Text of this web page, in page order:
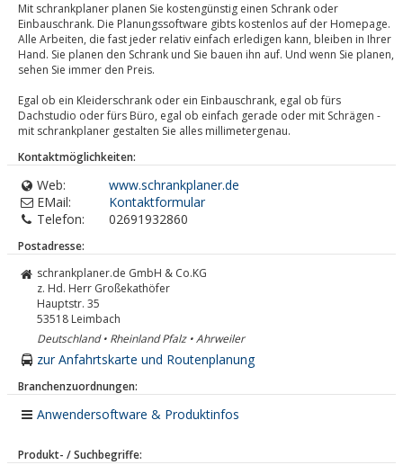
Mit schrankplaner planen Sie kostengünstig einen Schrank oder
Einbauschrank. Die Planungssoftware gibts kostenlos auf der Homepage.
Alle Arbeiten, die fast jeder relativ einfach erledigen kann, bleiben in Ihrer
Hand. Sie planen den Schrank und Sie bauen ihn auf. Und wenn Sie planen,
sehen Sie immer den Preis.
Egal ob ein Kleiderschrank oder ein Einbauschrank, egal ob fürs
Dachstudio oder fürs Büro, egal ob einfach gerade oder mit Schrägen -
mit schrankplaner gestalten Sie alles millimetergenau.
Kontaktmöglichkeiten:
Web:
www.schrankplaner.de
EMail:
Kontaktformular
Telefon:
02691932860
Postadresse:
schrankplaner.de GmbH & Co.KG
z. Hd. Herr Großekathöfer
Hauptstr. 35
53518 Leimbach
Deutschland • Rheinland Pfalz • Ahrweiler
zur Anfahrtskarte und Routenplanung
Branchenzuordnungen:
Anwendersoftware & Produktinfos
Produkt- / Suchbegriffe: